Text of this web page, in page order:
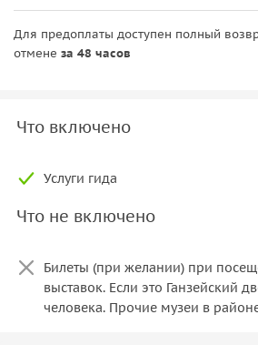
Для предоплаты доступен полный
отмене за 48 часов
Что включено
Услуги гида
Что не включено
Билеты (при желании) при
выставок. Если это Ганзейский
человека. Прочие музеи в